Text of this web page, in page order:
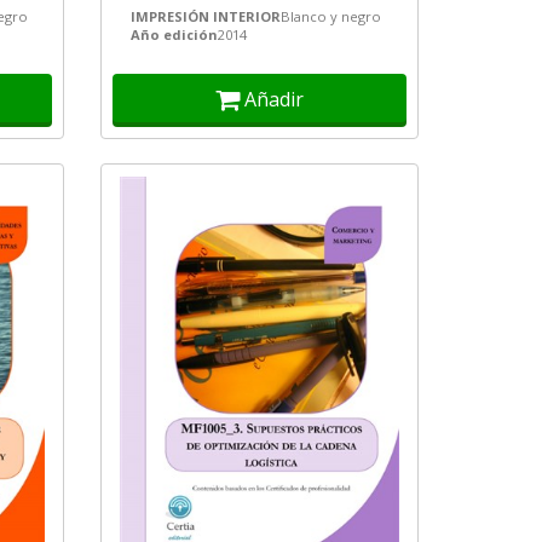
instalaciones acuáticas”,
AFDP0209...
IMPRESIÓN INTERIORBlanco y negro
Año edición2014
Añadir